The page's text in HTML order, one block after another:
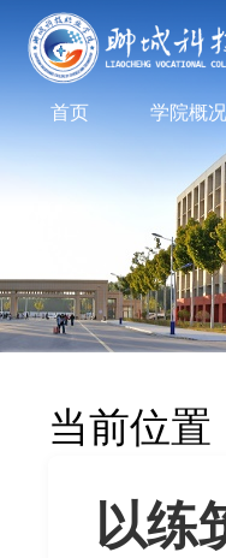
首页 学院概况
当前位置
以练